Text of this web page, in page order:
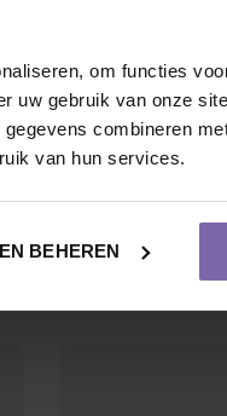
om functies
uw gebruik van onze
combineren
van hun services.
BEHEREN
Magnolia
€60,00
Bolvorm